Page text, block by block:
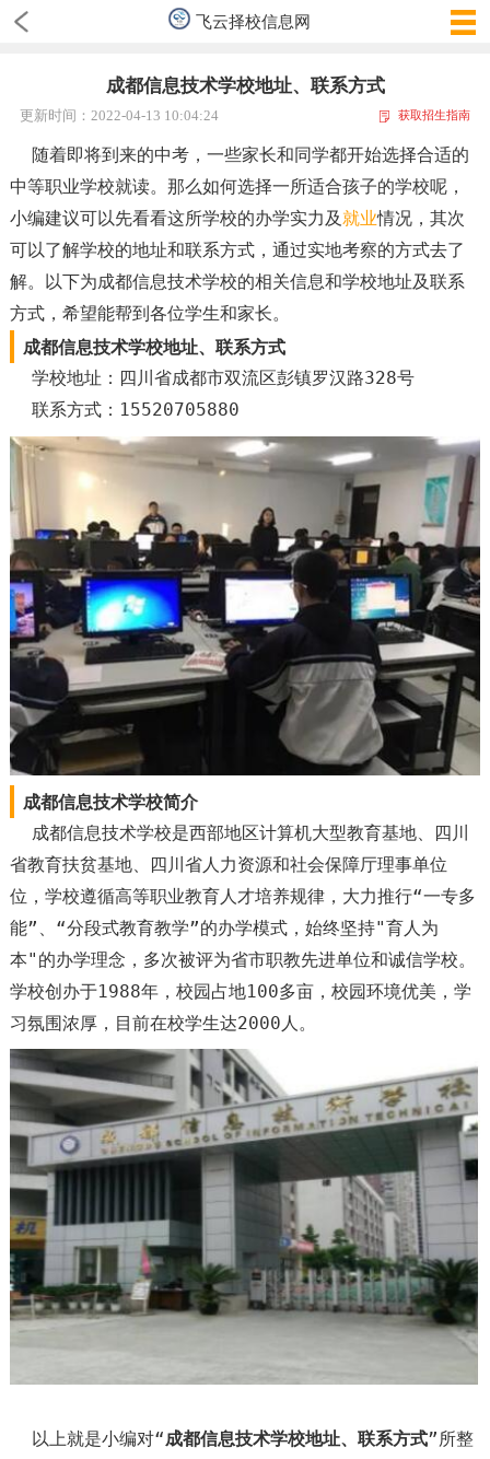
飞云择校信息网
成都信息技术学校地址、联系方式
更新时间：2022-04-13 10:04:24 获取招生指南
随着即将到来的中考，一些家长和同学都开始选择合适的
中等职业学校就读。那么如何选择一所适合孩子的学校呢，
小编建议可以先看看这所学校的办学实力及就业情况，其次
可以了解学校的地址和联系方式，通过实地考察的方式去了
解。以下为成都信息技术学校的相关信息和学校地址及联系
方式，希望能帮到各位学生和家长。
成都信息技术学校地址、联系方式
学校地址：四川省成都市双流区彭镇罗汉路328号
联系方式：15520705880
成都信息技术学校简介
成都信息技术学校是西部地区计算机大型教育基地、四川
省教育扶贫基地、四川省人力资源和社会保障厅理事单位
位，学校遵循高等职业教育人才培养规律，大力推行“一专多
能”、“分段式教育教学”的办学模式，始终坚持"育人为
本"的办学理念，多次被评为省市职教先进单位和诚信学校。
学校创办于1988年，校园占地100多亩，校园环境优美，学
习氛围浓厚，目前在校学生达2000人。
以上就是小编对“成都信息技术学校地址、联系方式”所整